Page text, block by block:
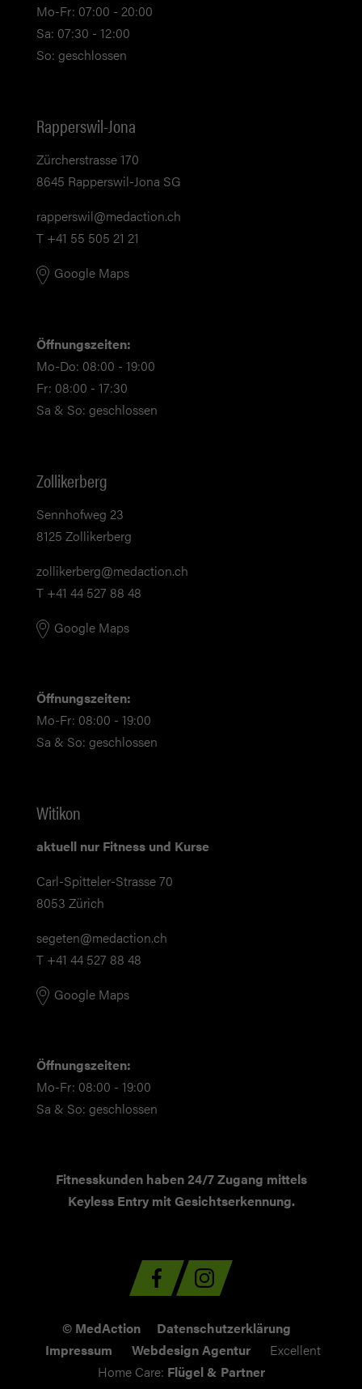
Mo-Fr: 07:00 - 20:00
Sa: 07:30 - 12:00
So: geschlossen
Rapperswil-Jona
Zürcherstrasse 170
8645 Rapperswil-Jona SG
rapperswil@medaction.ch
T +41 55 505 21 21
Google Maps
Öffnungszeiten:
Mo-Do: 08:00 - 19:00
Fr: 08:00 - 17:30
Sa & So: geschlossen
Zollikerberg
Sennhofweg 23
8125 Zollikerberg
zollikerberg@medaction.ch
T +41 44 527 88 48
Google Maps
Öffnungszeiten:
Mo-Fr: 08:00 - 19:00
Sa & So: geschlossen
Witikon
aktuell nur Fitness und Kurse
Carl-Spitteler-Strasse 70
8053 Zürich
segeten@medaction.ch
T +41 44 527 88 48
Google Maps
Öffnungszeiten:
Mo-Fr: 08:00 - 19:00
Sa & So: geschlossen
Fitnesskunden haben 24/7 Zugang mittels
Keyless Entry mit Gesichtserkennung.
© MedAction Datenschutzerklärung
Impressum
Webdesign Agentur
Excellent
Home Care: Flügel & Partner